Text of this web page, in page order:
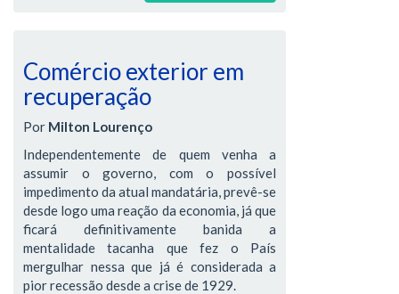
Comércio exterior em
recuperação
Por Milton Lourenço
Independentemente de quem venha a
assumir o governo, com o possível
impedimento da atual mandatária, prevê-se
desde logo uma reação da economia, já que
ficará definitivamente banida a
mentalidade tacanha que fez o País
mergulhar nessa que já é considerada a
pior recessão desde a crise de 1929.